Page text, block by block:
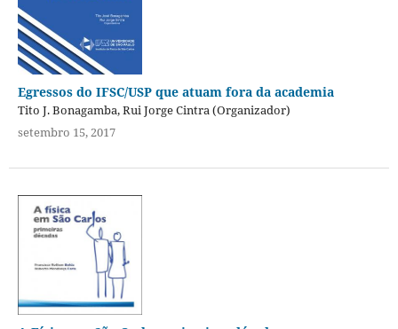
Egressos do IFSC/USP que atuam fora da academia
Tito J. Bonagamba, Rui Jorge Cintra (Organizador)
setembro 15, 2017